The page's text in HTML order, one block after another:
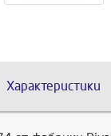
Характеристики